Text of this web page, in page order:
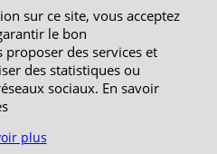
sur ce site, vous acceptez
le bon
des services et
des statistiques ou
sociaux. En savoir
plus